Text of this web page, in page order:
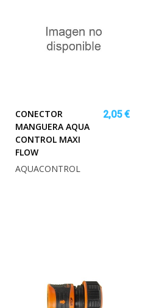
CONECTOR
MANGUERA AQUA
CONTROL MAXI
FLOW
2,05 €
AQUACONTROL